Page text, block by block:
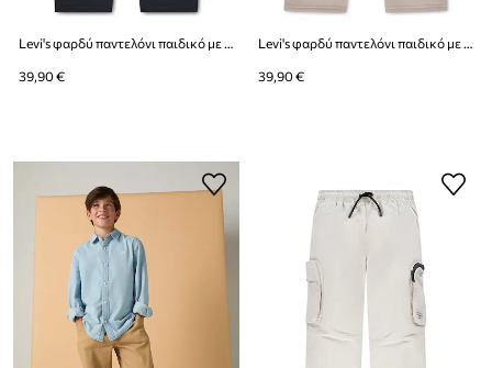
Levi's φαρδύ παντελόνι παιδικό με βαμβάκι BAGGY CARPENTER SWEATPANT
39,90 €
Levi's φαρδύ παντελόνι παιδικό με βαμβάκι BAGGY CARPENTER SWEATPANT
39,90 €